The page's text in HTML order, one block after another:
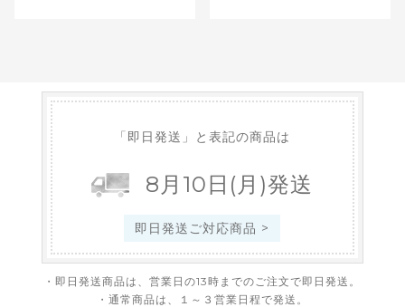
「即日発送」と表記の商品は
8 月 10 日 (月)発送
即日発送ご対応商品 >
・即日発送商品は、営業日の13時までのご注文で即日発送。
・通常商品は、１～３営業日程で発送。